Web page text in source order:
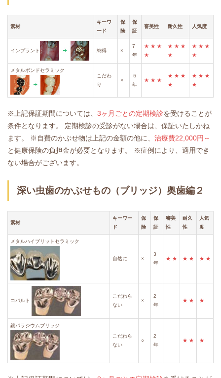
素材
キーワ
ード
保
険
保
証
審美性 耐久性 人気度
インプラント 納得 ×
7
年
★ ★ ★
★
★ ★ ★
★
★ ★ ★
★
メタルボンドセラミック
こだわ
り
×
５
年
★ ★ ★
★ ★ ★
★
★ ★ ★
★
※上記保証期間については、 3ヶ月ごとの定期検診を受けることが
条件となります。
定期検診の受診がない場合は、保証いたしかね
ます。
※自費のかぶせ物は上記の金額の他に、 治療費22,000円～
と健康保険の負担金が必要となります。
※症例により、適用でき
ない場合がございます。
深い虫歯のかぶせもの（ブリッジ）奥歯編２
素材
キーワー
ド
保
険
保
証
審美
性
耐久
性
人気
度
メタルハイブリットセラミック
自然に ×
3
年
★ ★ ★ ★ ★ ★
コバルト
こだわら
ない
×
2
年
★ ★ ★
銀パラジウムブリッジ
こだわら
ない
○
2
年
★ ★ ★